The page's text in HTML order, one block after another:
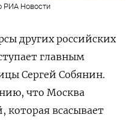
РИА Новости
других российских
главным
Сергей Собянин.
что Москва
которая всасывает